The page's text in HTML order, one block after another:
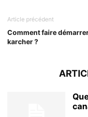
Article précédent
Comment faire
karcher ?